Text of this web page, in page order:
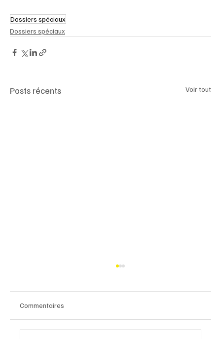
Dossiers spéciaux
Dossiers spéciaux
Posts récents Voir tout
Commentaires